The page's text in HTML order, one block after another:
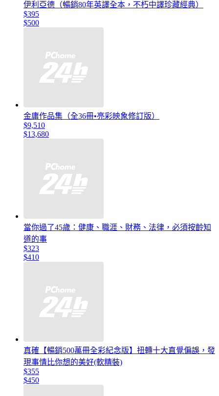
伊利亞德（暢銷80年英譯全本，不朽中譯珍藏經典）
$395
$500
金庸作品集（全36冊•亮彩映象修訂版）
$9,510
$13,680
當你過了45歲：健康、職涯、財務、法律，必須按齡知
道的事
$323
$410
真確【暢銷500萬冊全彩紀念版】扭轉十大直覺偏誤，發
現事情比你想的美好(軟精裝)
$355
$450